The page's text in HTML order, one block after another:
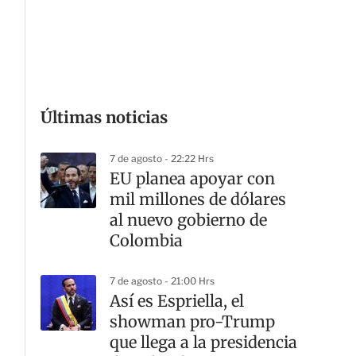
Últimas noticias
7 de agosto - 22:22 Hrs
EU planea apoyar con
mil millones de dólares
al nuevo gobierno de
Colombia
7 de agosto - 21:00 Hrs
Así es Espriella, el
showman pro-Trump
que llega a la presidencia